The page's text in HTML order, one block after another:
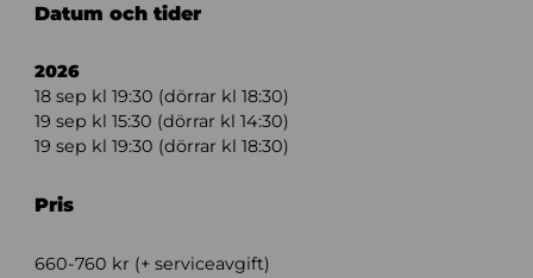
Datum och tider
2026
18 sep kl 19:30 (dörrar kl 18:30)
19 sep kl 15:30 (dörrar kl 14:30)
19 sep kl 19:30 (dörrar kl 18:30)
Pris
660-760 kr (+ serviceavgift)